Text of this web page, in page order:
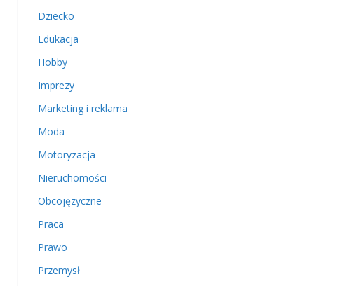
Dziecko
Edukacja
Hobby
Imprezy
Marketing i reklama
Moda
Motoryzacja
Nieruchomości
Obcojęzyczne
Praca
Prawo
Przemysł